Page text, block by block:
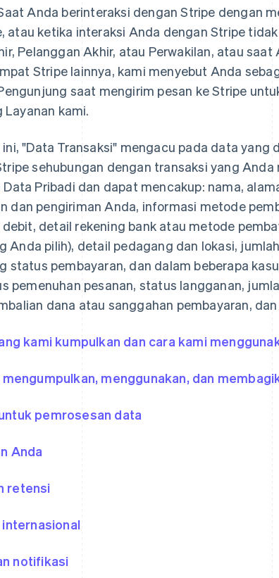
Anda berinteraksi dengan Stripe dengan
atau ketika interaksi Anda dengan Stripe
Pelanggan Akhir, atau Perwakilan, atau
Stripe lainnya, kami menyebut Anda
saat mengirim pesan ke Stripe
kami.
"Data Transaksi" mengacu pada data yang
sehubungan dengan transaksi yang Anda
Data Pribadi dan dapat mencakup: nama,
dan pengiriman Anda, informasi metode
detail rekening bank atau metode
Anda pilih), detail pedagang dan lokasi,
status pembayaran, dan dalam beberapa
pemenuhan pesanan, status langganan,
dana atau sanggahan pembayaran,
kami kumpulkan dan cara kami
mengumpulkan, menggunakan, dan
pemrosesan data
Anda
retensi
notifikasi